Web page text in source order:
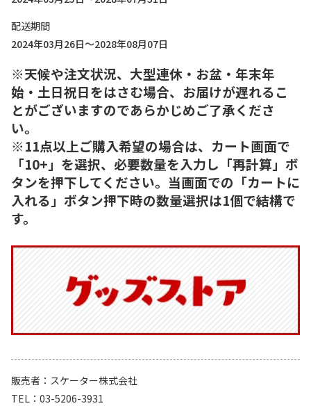
配送期間
2024年03月26日～2028年08月07日
※天候や注文状況、大型連休・お盆・年末年
始・土日祝日をはさむ場合、お届けが遅れるこ
とがございますのであらかじめご了承くださ
い。
※11点以上ご購入希望の場合は、カート画面で
「10+」を選択、必要数量を入力し「再計算」ボ
タンを押下してください。当画面での「カートに
入れる」ボタン押下時の数量選択は1個で結構で
す。
販売者
スケーター株式会社
TEL
03-5206-3931